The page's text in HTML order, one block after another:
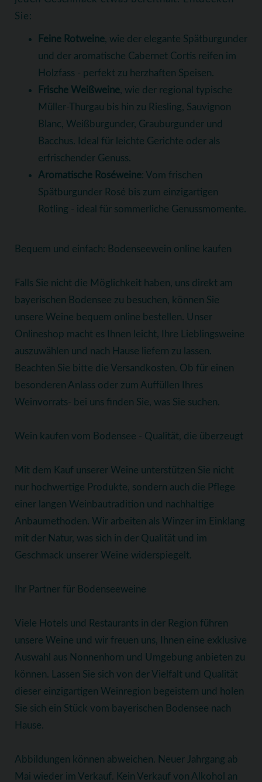
Sie:
Feine Rotweine, wie der elegante Spätburgunder
und der aromatische Cabernet Cortis reifen im
Holzfass - perfekt zu herzhaften Speisen.
Frische Weißweine, wie der regional typische
Müller-Thurgau bis hin zu Riesling, Sauvignon
Blanc, Weißburgunder, Grauburgunder und
Bacchus. Ideal für leichte Gerichte oder als
erfrischender Genuss.
Aromatische Roséweine: Vom frischen
Spätburgunder Rosé bis zum einzigartigen
Rotling - ideal für sommerliche Genussmomente.
Bequem und einfach: Bodenseewein online kaufen
Falls Sie nicht die Möglichkeit haben, uns direkt am
bayerischen Bodensee zu besuchen, können Sie
unsere Weine bequem online bestellen. Unser
Onlineshop macht es Ihnen leicht, Ihre Lieblingsweine
auszuwählen und nach Hause liefern zu lassen.
Beachten Sie bitte die Versandkosten. Ob für einen
besonderen Anlass oder zum Auffüllen Ihres
Weinvorrats- bei uns finden Sie, was Sie suchen.
Wein kaufen vom Bodensee - Qualität, die überzeugt
Mit dem Kauf unserer Weine unterstützen Sie nicht
nur hochwertige Produkte, sondern auch die Pflege
einer langen Weinbautradition und nachhaltige
Anbaumethoden. Wir arbeiten als Winzer im Einklang
mit der Natur, was sich in der Qualität und im
Geschmack unserer Weine widerspiegelt.
Ihr Partner für Bodenseeweine
Viele Hotels und Restaurants in der Region führen
unsere Weine und wir freuen uns, Ihnen eine exklusive
Auswahl aus Nonnenhorn und Umgebung anbieten zu
können. Lassen Sie sich von der Vielfalt und Qualität
dieser einzigartigen Weinregion begeistern und holen
Sie sich ein Stück vom bayerischen Bodensee nach
Hause.
Abbildungen können abweichen. Neuer Jahrgang ab
Mai wieder im Verkauf. Kein Verkauf von Alkohol an